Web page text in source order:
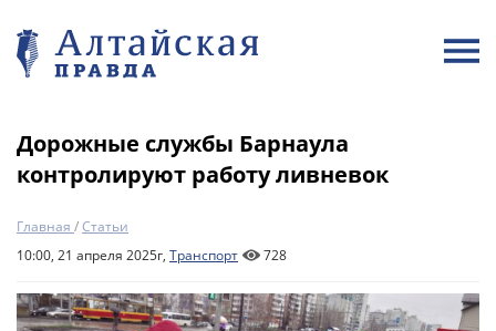
Дорожные службы Барнаула
контролируют работу ливневок
Главная /Статьи
10:00, 21 апреля 2025г, Транспорт 728